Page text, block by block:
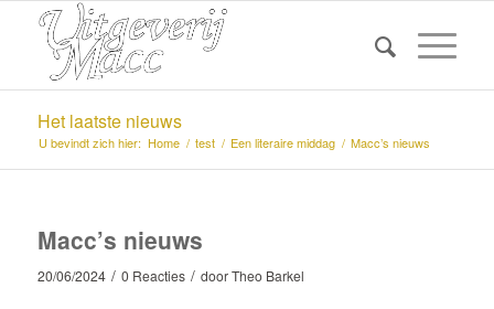
Het laatste nieuws
U bevindt zich hier: Home / test / Een literaire middag / Macc’s nieuws
Macc’s nieuws
20/06/2024 / 0 Reacties / doorTheo Barkel